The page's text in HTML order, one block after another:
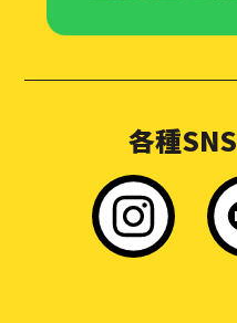
各種SNS